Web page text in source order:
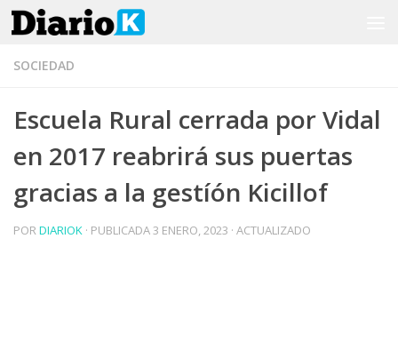
Saltar al contenido
SOCIEDAD
Escuela Rural cerrada por Vidal
en 2017 reabrirá sus puertas
gracias a la gestíón Kicillof
PORDIARIOK · PUBLICADA3 ENERO, 2023 · ACTUALIZADO